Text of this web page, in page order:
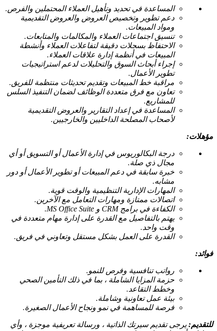
المساعدة في تحديد وتأهيل العملاء المحتملين والفرص.
دعم تطوير وتخصيص العروض والعروض التقديمية
ومواد المبيعات.
تنسيق اجتماعات العملاء والمكالمات والمتابعات.
الاحتفاظ بسجلات دقيقة لتفاعلات العملاء وأنشطة
المبيعات في أنظمة إدارة علاقات العملاء.
إجراء أبحاث السوق والتحليلات لدعم استراتيجيات
تطوير الأعمال.
مراقبة خط المبيعات وتقديم تحديثات منتظمة للفريق.
تعاون مع فرق متعددة الوظائف لضمان التنفيذ السلس
للمشاريع.
المساعدة في إعداد التقارير والعروض التقديمية
لأصحاب المصلحة الداخليين والخارجيين.
مؤهلات:
درجة البكالوريوس في إدارة الأعمال أو التسويق أو أي
مجال ذي صلة.
خبرة سابقة في دعم المبيعات أو تطوير الأعمال أو دور
مشابه.
المهارات الإدارية التنظيمية والوقت قوية.
اتصالات ممتازة ومهارات التعامل مع الآخرين.
الكفاءة في برامج CRM و MS Office Suite.
يهتم بالتفاصيل مع القدرة على إدارة مهام متعددة في
وقت واحد.
القدرة على العمل بشكل مستقل وتعاوني في فريق.
فوائد:
رواتب تنافسية وفرص للنمو.
حزمة المزايا الشاملة ، بما في ذلك التأمين الصحي
وخطط التقاعد.
بيئة عمل تعاونية وشاملة.
فرصة للمساهمة في نمو ونجاح الأعمال الصغيرة.
للتقديم:يرجى تقديم سيرتك الذاتية ، ورسالة تعريفية موجزة ، وأي